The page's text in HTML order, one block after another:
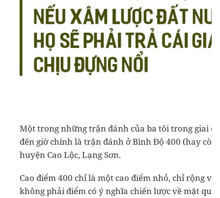
Một trong những trận đánh của ba tôi trong giai
đến giờ chính là trận đánh ở Bình Độ 400 (hay còn
huyện Cao Lộc, Lạng Sơn.
Cao điểm 400 chỉ là một cao điểm nhỏ, chỉ rộng
không phải điểm có ý nghĩa chiến lược về mặt